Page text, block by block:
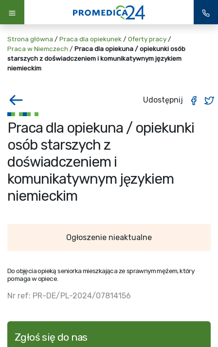
Strona główna / Praca dla opiekunek / Oferty pracy /
Praca w Niemczech / Praca dla opiekuna / opiekunki osób
starszych z doświadczeniem i komunikatywnym językiem
niemieckim
Udostępnij
Praca dla opiekuna / opiekunki
osób starszych z
doświadczeniem i
komunikatywnym językiem
niemieckim
Ogłoszenie nieaktualne
Do objęcia opieką seniorka mieszkająca ze sprawnym mężem, który
pomaga w opiece.
Nr ref: PR-DE/PL-2024/07814156
Zgłoś się do nas